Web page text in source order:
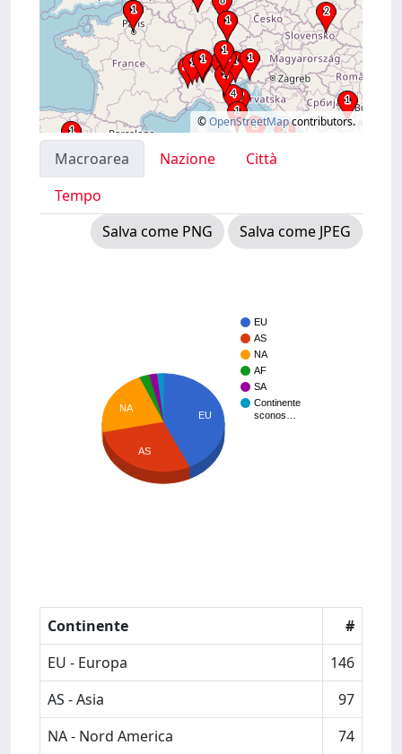
©OpenStreetMapcontributors.
Macroarea Nazione
Città
Tempo
Salva come PNG
Salva come JPEG
EU
AS
NA
AF
SA
Continente
sconos…
EU
NA
AS
Continente
#
EU - Europa
146
AS - Asia
97
NA - Nord America
74